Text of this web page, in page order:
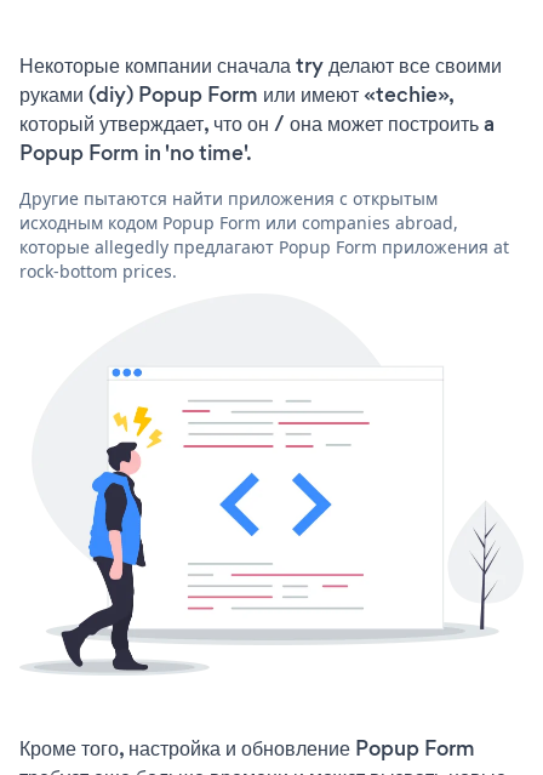
Некоторые компании сначала try делают все своими
руками (diy) Popup Form или имеют «techie»,
который утверждает, что он / она может построить a
Popup Form in 'no time'.
Другие пытаются найти приложения с открытым
исходным кодом Popup Form или companies abroad,
которые allegedly предлагают Popup Form приложения at
rock-bottom prices.
Кроме того, настройка и обновление Popup Form